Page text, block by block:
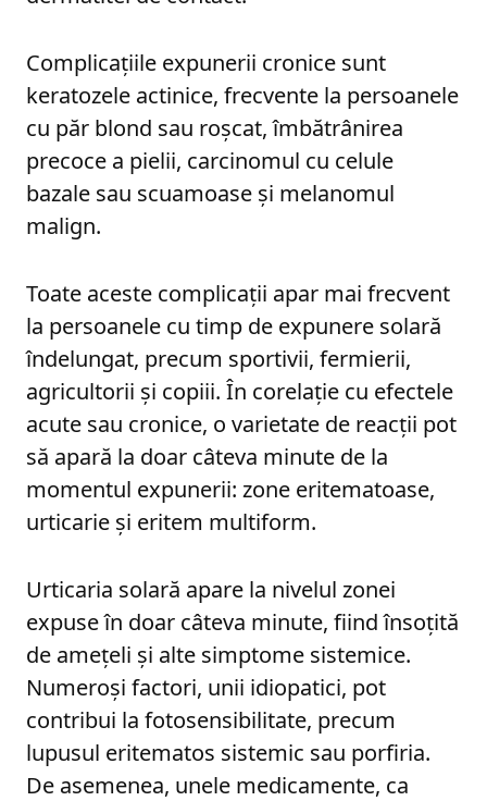
Complicațiile expunerii cronice sunt
keratozele actinice, frecvente la persoanele
cu păr blond sau roșcat, îmbătrânirea
precoce a pielii, carcinomul cu celule
bazale sau scuamoase și melanomul
malign.
Toate aceste complicații apar mai frecvent
la persoanele cu timp de expunere solară
îndelungat, precum sportivii, fermierii,
agricultorii și copiii. În corelație cu efectele
acute sau cronice, o varietate de reacții pot
să apară la doar câteva minute de la
momentul expunerii: zone eritematoase,
urticarie și eritem multiform.
Urticaria solară apare la nivelul zonei
expuse în doar câteva minute, fiind însoțită
de amețeli și alte simptome sistemice.
Numeroși factori, unii idiopatici, pot
contribui la fotosensibilitate, precum
lupusul eritematos sistemic sau porfiria.
De asemenea, unele medicamente, ca